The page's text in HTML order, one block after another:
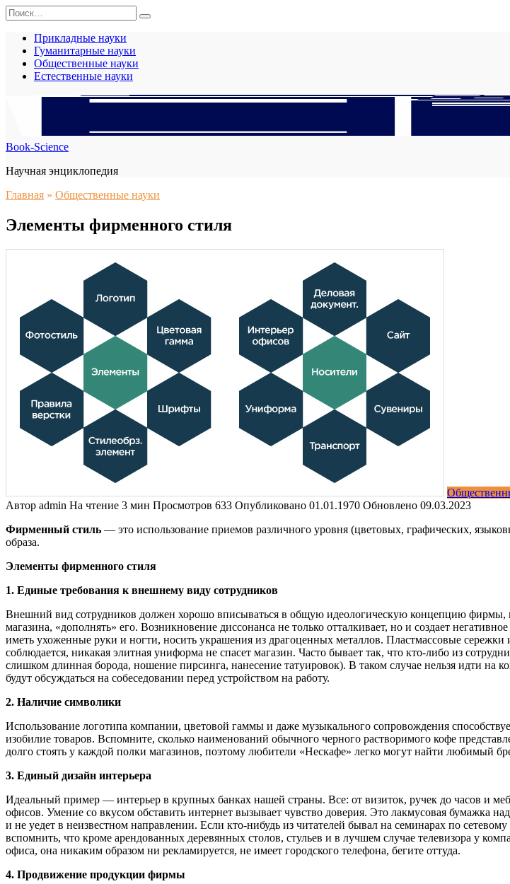
Перейти
к
содержанию
Search
for:
Прикладные науки
Гуманитарные науки
Общественные науки
Естественные науки
Book-Science
Научная энциклопедия
Главная » Общественные науки
Элементы фирменного стиля
Автор admin На чтение 3 мин Просмотров 633 Опубликовано 01.01.1970 Обновлено 09.03.2023
Фирменный стиль — это использование приемов различного уровня (цветовых, графических,
образа.
Элементы фирменного стиля
1. Единые требования к внешнему виду сотрудников
Внешний вид сотрудников должен хорошо вписываться в общую идеологическую концепцию фирмы,
магазина, «дополнять» его. Возникновение диссонанса не только отталкивает, но и создает
иметь ухоженные руки и ногти, носить украшения из драгоценных металлов. Пластмассовые
соблюдается, никакая элитная униформа не спасет магазин. Часто бывает так, что кто-либо из
слишком длинная борода, ношение пирсинга, нанесение татуировок). В таком случае нельзя идти
будут обсуждаться на собеседовании перед устройством на работу.
2. Наличие символики
Использование логотипа компании, цветовой гаммы и даже музыкального сопровождения
изобилие товаров. Вспомните, сколько наименований обычного черного растворимого кофе
долго стоять у каждой полки магазинов, поэтому любители «Нескафе» легко могут найти любимый
3. Единый дизайн интерьера
Идеальный пример — интерьер в крупных банках нашей страны. Все: от визиток, ручек до часов и
офисов. Умение со вкусом обставить интернет вызывает чувство доверия. Это лакмусовая бумажка
и не уедет в неизвестном направлении. Если кто-нибудь из читателей бывал на семинарах по
вспомнить, что кроме арендованных деревянных столов, стульев и в лучшем случае телевизора у
офиса, она никаким образом ни рекламируется, не имеет городского телефона, бегите оттуда.
4. Продвижение продукции фирмы